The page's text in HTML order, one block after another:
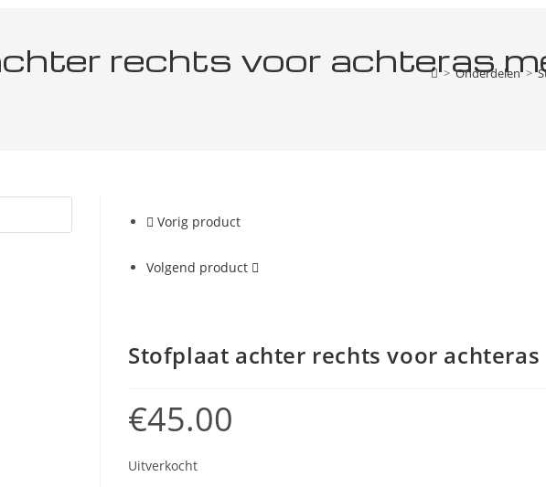
rechts voor achteras
> Onderdelen >
Vorig product
Volgend product
Stofplaat achter rechts voor
€45.00
Uitverkocht